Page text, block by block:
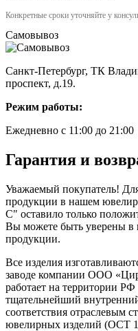
Конкретные сроки уточняйте у
Самовывоз
Санкт-Петербург, ТК
проспект, д.19.
Режим работы:
Ежедневно с 11:00 до 21:00
Гарантия и
Уважаемый покупатель!
продукции в нашем
С" оставило только
Вы можете быть уверены в
продукции.
Все изделия
заводе компании ООО
работает на территории РФ
тщательнейший
соответствия отраслевым
ювелирных изделий (ОСТ